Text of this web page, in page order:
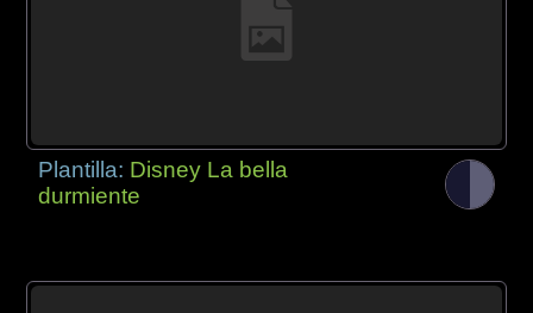
Plantilla: Disney La bella
durmiente